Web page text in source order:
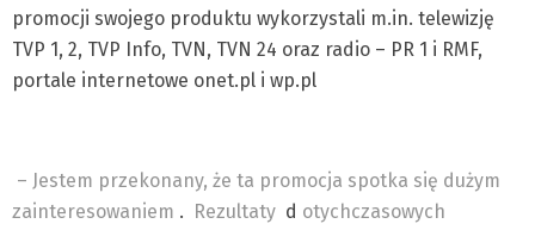
promocji swojego produktu wykorzystali m.in. telewizję
TVP 1, 2, TVP Info, TVN, TVN 24 oraz radio – PR 1 i RMF,
portale internetowe onet.pl i wp.pl
– Jestem przekonany, że ta promocja spotka się dużym
zainteresowaniem . Rezultaty d otychczasowych